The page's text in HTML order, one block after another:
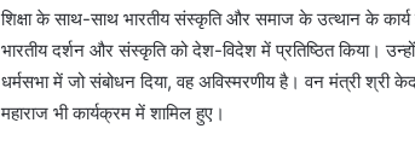
शिक्षा के साथ-साथ भारतीय संस्कृति और समाज के उत्थान के कार्य
भारतीय दर्शन और संस्कृति को देश-विदेश में प्रतिष्ठित किया।
धर्मसभा में जो संबोधन दिया, वह अविस्मरणीय है। वन मंत्री श्री
महाराज भी कार्यक्रम में शामिल हुए।